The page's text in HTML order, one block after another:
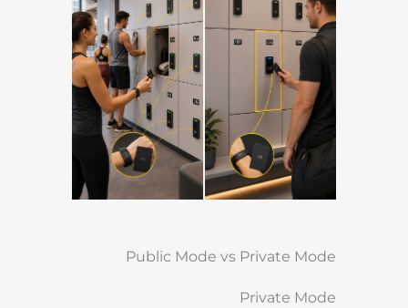
Public Mode vs Private Mode
Private Mode